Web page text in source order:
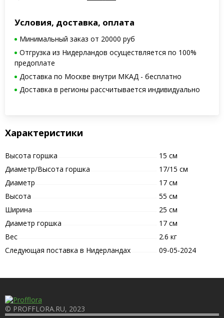
Условия, доставка, оплата
Минимальный заказ от 20000 руб
Отгрузка из Нидерландов осуществляется по 100%
предоплате
Доставка по Москве внутри МКАД - бесплатно
Доставка в регионы рассчитывается индивидуально
Характеристики
Высота горшка
15 см
Диаметр/Высота горшка
17/15 см
Диаметр
17 см
Высота
55 см
Ширина
25 см
Диаметр горшка
17 см
Вес
2.6 кг
Следующая поставка в Нидерландах
09-05-2024
© PROFFLORA.RU, 2023